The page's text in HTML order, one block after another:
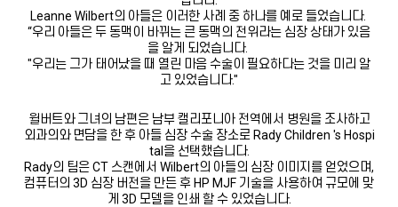
Leanne Wilbert의 아들은 이러한 사례 중 하나를 예로 들었습니다.
“우리 아들은 두 동맥이 바뀌는 큰 동맥의 전위라는 심장 상태가 있음
을 알게 되었습니다.
"우리는 그가 태어났을 때 열린 마음 수술이 필요하다는 것을 미리 알
고 있었습니다."
윌버트와 그녀의 남편은 남부 캘리포니아 전역에서 병원을 조사하고
외과의와 면담을 한 후 아들 심장 수술 장소로 Rady Children 's Hospi
tal을 선택했습니다.
Rady의 팀은 CT 스캔에서 Wilbert의 아들의 심장 이미지를 얻었으며,
컴퓨터의 3D 심장 버전을 만든 후 HP MJF 기술을 사용하여 규모에 맞
게 3D 모델을 인쇄 할 수 있었습니다.